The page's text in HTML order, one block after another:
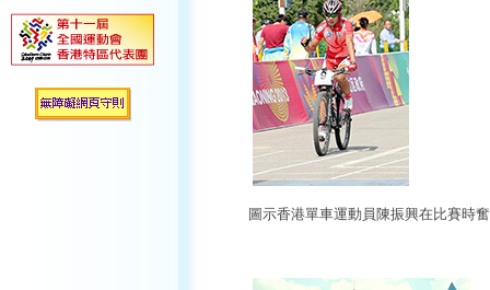
圖示香港單車運動員陳振興在比賽時